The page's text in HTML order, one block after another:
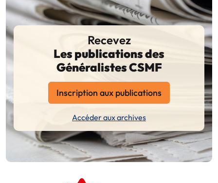
Recevez
Les publications des
Généralistes CSMF
Inscription aux publications
Accéder aux archives